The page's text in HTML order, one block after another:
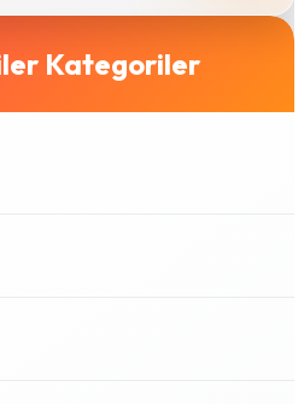
Kategoriler